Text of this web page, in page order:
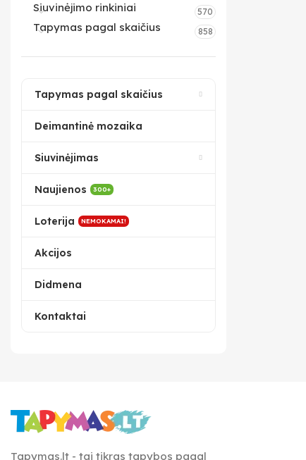
Siuvinėjimo rinkiniai 570
Tapymas pagal skaičius 858
Tapymas pagal skaičius
Deimantinė mozaika
Siuvinėjimas
Naujienos 300+
Loterija NEMOKAMAI!
Akcijos
Didmena
Kontaktai
Tapymas.lt - tai tikras tapybos pagal